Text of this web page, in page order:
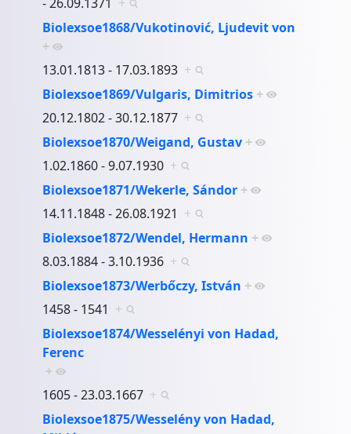
Biolexsoe1868/Vukotinović, Ljudevit von
+
13.01.1813 - 17.03.1893 +
Biolexsoe1869/Vulgaris, Dimitrios +
20.12.1802 - 30.12.1877 +
Biolexsoe1870/Weigand, Gustav +
1.02.1860 - 9.07.1930 +
Biolexsoe1871/Wekerle, Sándor +
14.11.1848 - 26.08.1921 +
Biolexsoe1872/Wendel, Hermann +
8.03.1884 - 3.10.1936 +
Biolexsoe1873/Werbőczy, István +
1458 - 1541 +
Biolexsoe1874/Wesselényi von Hadad,
Ferenc
+
1605 - 23.03.1667 +
Biolexsoe1875/Wesselény von Hadad,